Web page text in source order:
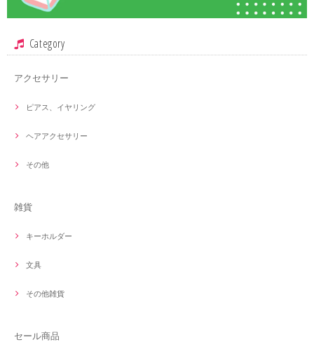
Category
アクセサリー
ピアス、イヤリング
ヘアアクセサリー
その他
雑貨
キーホルダー
文具
その他雑貨
セール商品